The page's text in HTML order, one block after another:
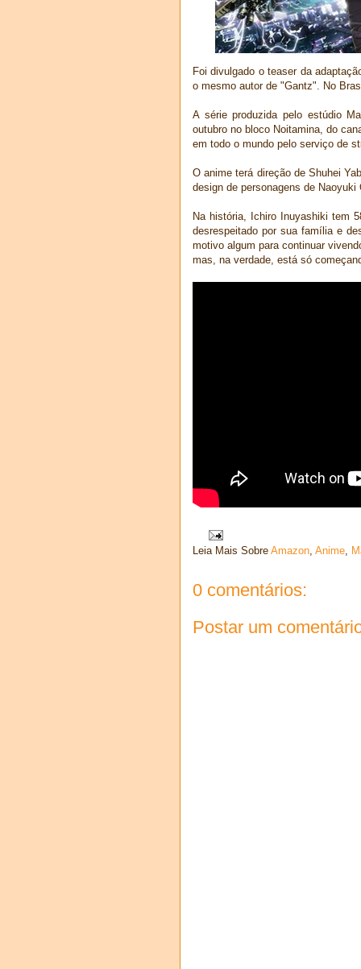
Foi divulgado o teaser da
o mesmo autor de "Gantz". No
A série produzida pelo estúdio
outubro no bloco Noitamina, do
em todo o mundo pelo serviço de
O anime terá direção de Shuhei
design de personagens de Naoyuki
Na história, Ichiro Inuyashiki tem
desrespeitado por sua família e
motivo algum para continuar
mas, na verdade, está só
Leia Mais Sobre Amazon, Anime,
0 comentários:
Postar um